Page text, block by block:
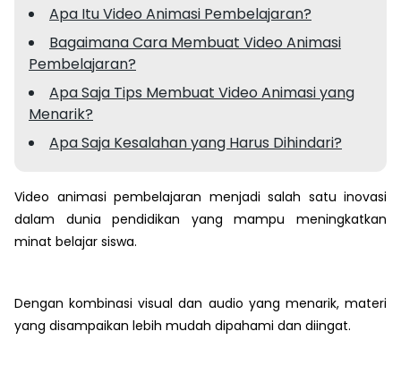
Apa Itu Video Animasi Pembelajaran?
Bagaimana Cara Membuat Video Animasi
Pembelajaran?
Apa Saja Tips Membuat Video Animasi yang
Menarik?
Apa Saja Kesalahan yang Harus Dihindari?
Video animasi pembelajaran menjadi salah satu inovasi
dalam dunia pendidikan yang mampu meningkatkan
minat belajar siswa.
Dengan kombinasi visual dan audio yang menarik, materi
yang disampaikan lebih mudah dipahami dan diingat.